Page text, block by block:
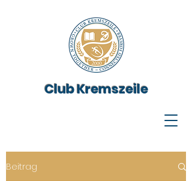
Club Kremszeile
Beitrag